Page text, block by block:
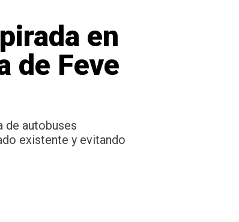
en
de Feve
de autobuses
existente y evitando